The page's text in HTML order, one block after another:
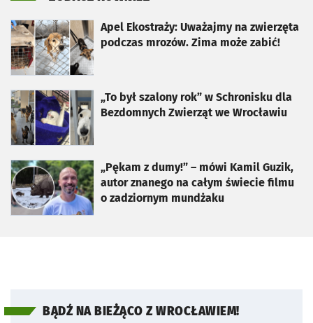
Apel Ekostraży: Uważajmy na zwierzęta
podczas mrozów. Zima może zabić!
otworzy się w nowej karcie
„To był szalony rok” w Schronisku dla
Bezdomnych Zwierząt we Wrocławiu
otworzy się w nowej karcie
„Pękam z dumy!” – mówi Kamil Guzik,
autor znanego na całym świecie filmu
o zadziornym mundżaku
otworzy się w nowej karcie
BĄDŹ NA BIEŻĄCO Z WROCŁAWIEM!